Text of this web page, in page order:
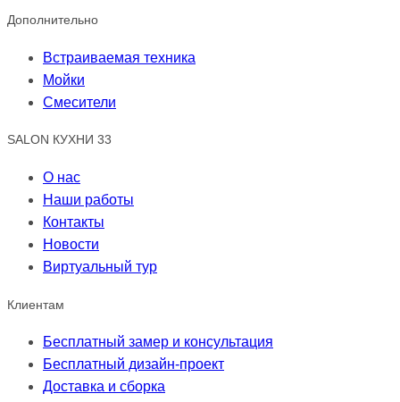
Дополнительно
Встраиваемая техника
Мойки
Смесители
SALON КУХНИ 33
О нас
Наши работы
Контакты
Новости
Виртуальный тур
Клиентам
Бесплатный замер и консультация
Бесплатный дизайн-проект
Доставка и сборка